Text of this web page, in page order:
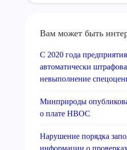
Вам может быть
С 2020 года
автоматически
невыполнение
Минприроды
о плате НВОС
Нарушение порядка
информации о проверках